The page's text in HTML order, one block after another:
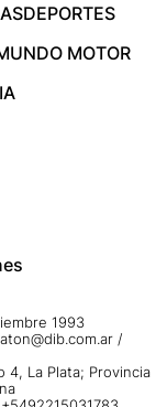
DEPORTES
MOTOR
1993
/
4, La Plata; Provincia